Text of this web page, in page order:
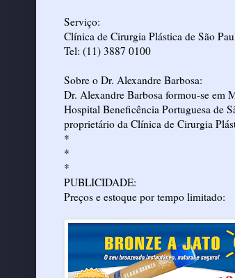
Serviço:
Clínica de Cirurgia Plástica de São
Tel: (11) 3887 0100
Sobre o Dr. Alexandre Barbosa:
Dr. Alexandre Barbosa formou-se em
Hospital Beneficência Portuguesa de
proprietário da Clínica de Cirurgia
*
*
*
PUBLICIDADE:
Preços e estoque por tempo limitado: